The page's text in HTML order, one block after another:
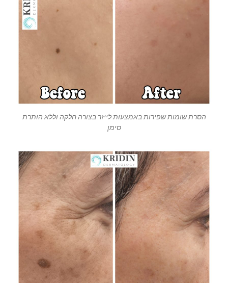
הסרת שומות שפירות באמצעות לייזר בצורה חלקה וללא הותרת
סימן